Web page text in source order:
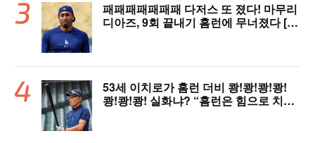
패패패패패패패 다저스 또 졌다! 마무리
디아즈, 9회 끝내기 홈런에 무너졌다 [L
53세 이치로가 홈런 더비 쾅!쾅!쾅!쾅!
쾅!쾅!쾅! 실화냐? “홈런은 힘으로 치는